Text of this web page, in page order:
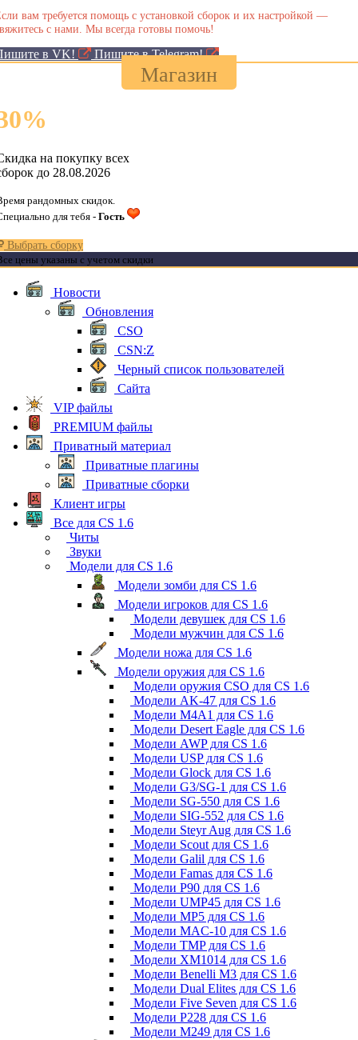
вам требуется помощь с установкой сборок и их настройкой —
с нами. Мы всегда готовы помочь!
в VK! Пишите в Telegram!
Магазин
%
на покупку всех
до 28.08.2026
рандомных скидок.
для тебя - Гость
Выбрать сборку
цены указаны с учетом скидки
Новости
Обновления
CSO
CSN:Z
Черный список пользователей
Сайта
VIP файлы
PREMIUM файлы
Приватный материал
Приватные плагины
Приватные сборки
Клиент игры
Все для CS 1.6
Читы
Звуки
Модели для CS 1.6
Модели зомби для CS 1.6
Модели игроков для CS 1.6
Модели девушек для CS 1.6
Модели мужчин для CS 1.6
Модели ножа для CS 1.6
Модели оружия для CS 1.6
Модели оружия CSO для CS 1.6
Модели AK-47 для CS 1.6
Модели M4A1 для CS 1.6
Модели Desert Eagle для CS 1.6
Модели AWP для CS 1.6
Модели USP для CS 1.6
Модели Glock для CS 1.6
Модели G3/SG-1 для CS 1.6
Модели SG-550 для CS 1.6
Модели SIG-552 для CS 1.6
Модели Steyr Aug для CS 1.6
Модели Scout для CS 1.6
Модели Galil для CS 1.6
Модели Famas для CS 1.6
Модели P90 для CS 1.6
Модели UMP45 для CS 1.6
Модели MP5 для CS 1.6
Модели MAC-10 для CS 1.6
Модели TMP для CS 1.6
Модели XM1014 для CS 1.6
Модели Benelli M3 для CS 1.6
Модели Dual Elites для CS 1.6
Модели Five Seven для CS 1.6
Модели P228 для CS 1.6
Модели M249 для CS 1.6